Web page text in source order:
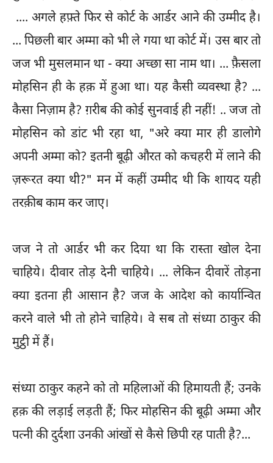
.... अगले हफ़्ते फिर से कोर्ट के आर्डर आने की उम्मीद है।
... पिछली बार अम्मा को भी ले गया था कोर्ट में। उस बार तो
जज भी मुसलमान था - क्या अच्छा सा नाम था। ... फ़ैसला
मोहसिन ही के हक़ में हुआ था। यह कैसी व्यवस्था है? ...
कैसा निज़ाम है? ग़रीब की कोई सुनवाई ही नहीं! .. जज तो
मोहसिन को डांट भी रहा था, "अरे क्या मार ही डालोगे
अपनी अम्मा को? इतनी बूढ़ी औरत को कचहरी में लाने की
ज़रूरत क्या थी?" मन में कहीं उम्मीद थी कि शायद यही
तरक़ीब काम कर जाए।
जज ने तो आर्डर भी कर दिया था कि रास्ता खोल देना
चाहिये। दीवार तोड़ देनी चाहिये। ... लेकिन दीवारें तोड़ना
क्या इतना ही आसान है? जज के आदेश को कार्यान्वित
करने वाले भी तो होने चाहिये। वे सब तो संध्या ठाकुर की
मुट्ठी में हैं।
संध्या ठाकुर कहने को तो महिलाओं की हिमायती हैं; उनके
हक़ की लड़ाई लड़ती हैं; फिर मोहसिन की बूढ़ी अम्मा और
पत्नी की दुर्दशा उनकी आंखों से कैसे छिपी रह पाती है?...